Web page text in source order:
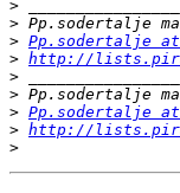
>
>
> Pp.sodertalje
> http://
>
>
> Pp.sodertalje
> http://
>